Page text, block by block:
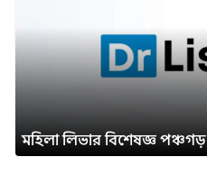
মহিলা লিভার বিশেষজ্ঞ পঞ্চগড়